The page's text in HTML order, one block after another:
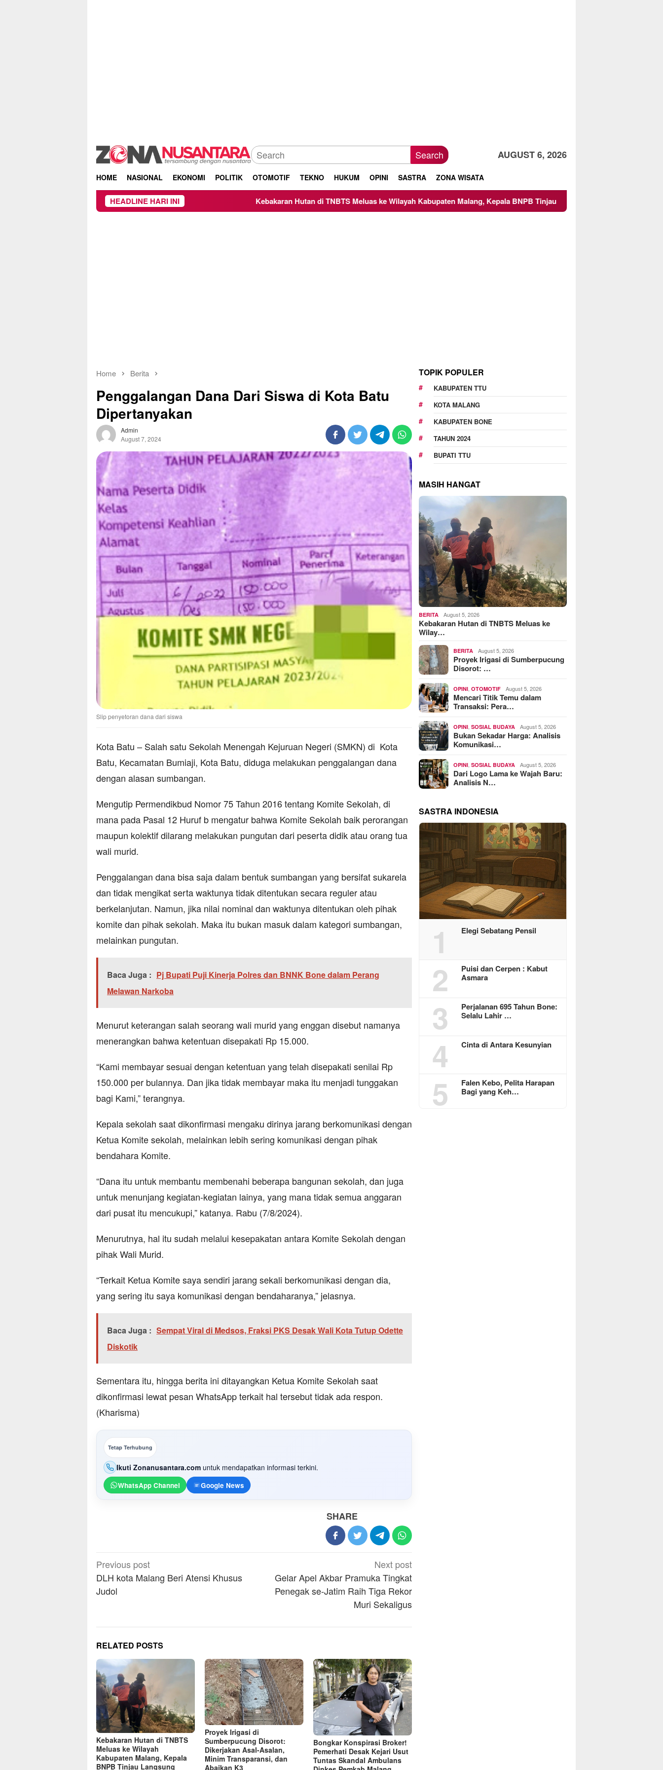
Search AUGUST 6, 2026
HOME NASIONAL EKONOMI POLITIK OTOMOTIF TEKNO HUKUM OPINI SASTRA ZONA WISATA
HEADLINE HARI INIKebakaran Hutan di TNBTS Meluas ke Wilayah Kabupaten Malang, Kepala BNPB Tinjau Langsung Lokasi
Home Berita
Penggalangan Dana Dari Siswa di Kota Batu
Dipertanyakan
Admin
August 7, 2024
Slip penyetoran dana dari siswa
Kota Batu – Salah satu Sekolah Menengah Kejuruan Negeri (SMKN) di Kota
Batu, Kecamatan Bumiaji, Kota Batu, diduga melakukan penggalangan dana
dengan alasan sumbangan.
Mengutip Permendikbud Nomor 75 Tahun 2016 tentang Komite Sekolah, di
mana pada Pasal 12 Huruf b mengatur bahwa Komite Sekolah baik perorangan
maupun kolektif dilarang melakukan pungutan dari peserta didik atau orang tua
wali murid.
Penggalangan dana bisa saja dalam bentuk sumbangan yang bersifat sukarela
dan tidak mengikat serta waktunya tidak ditentukan secara reguler atau
berkelanjutan. Namun, jika nilai nominal dan waktunya ditentukan oleh pihak
komite dan pihak sekolah. Maka itu bukan masuk dalam kategori sumbangan,
melainkan pungutan.
Baca Juga : Pj Bupati Puji Kinerja Polres dan BNNK Bone dalam Perang
Melawan Narkoba
Menurut keterangan salah seorang wali murid yang enggan disebut namanya
menerangkan bahwa ketentuan disepakati Rp 15.000.
“Kami membayar sesuai dengan ketentuan yang telah disepakati senilai Rp
150.000 per bulannya. Dan jika tidak membayar maka itu menjadi tunggakan
bagi Kami,” terangnya.
Kepala sekolah saat dikonfirmasi mengaku dirinya jarang berkomunikasi dengan
Ketua Komite sekolah, melainkan lebih sering komunikasi dengan pihak
bendahara Komite.
“Dana itu untuk membantu membenahi beberapa bangunan sekolah, dan juga
untuk menunjang kegiatan-kegiatan lainya, yang mana tidak semua anggaran
dari pusat itu mencukupi,” katanya. Rabu (7/8/2024).
Menurutnya, hal itu sudah melalui kesepakatan antara Komite Sekolah dengan
pihak Wali Murid.
“Terkait Ketua Komite saya sendiri jarang sekali berkomunikasi dengan dia,
yang sering itu saya komunikasi dengan bendaharanya,” jelasnya.
Baca Juga : Sempat Viral di Medsos, Fraksi PKS Desak Wali Kota Tutup Odette
Diskotik
Sementara itu, hingga berita ini ditayangkan Ketua Komite Sekolah saat
dikonfirmasi lewat pesan WhatsApp terkait hal tersebut tidak ada respon.
(Kharisma)
Tetap Terhubung
Ikuti Zonanusantara.com untuk mendapatkan informasi terkini.
WhatsApp Channel Google News
SHARE
Post
navigation
Previous post
DLH kota Malang Beri Atensi Khusus
Judol
Next post
Gelar Apel Akbar Pramuka Tingkat
Penegak se-Jatim Raih Tiga Rekor
Muri Sekaligus
RELATED POSTS
Kebakaran Hutan di TNBTS
Meluas ke Wilayah
Kabupaten Malang, Kepala
BNPB Tinjau Langsung
Proyek Irigasi di
Sumberpucung Disorot:
Dikerjakan Asal-Asalan,
Minim Transparansi, dan
Abaikan K3
Bongkar Konspirasi Broker!
Pemerhati Desak Kejari Usut
Tuntas Skandal Ambulans
TOPIK POPULER
KABUPATEN TTU
KOTA MALANG
KABUPATEN BONE
TAHUN 2024
BUPATI TTU
MASIH HANGAT
BERITA August 5, 2026
Kebakaran Hutan di TNBTS Meluas ke
Wilay…
BERITA August 5, 2026
Proyek Irigasi di Sumberpucung
Disorot: …
OPINI ,OTOMOTIF August 5, 2026
Mencari Titik Temu dalam
Transaksi: Pera…
OPINI ,SOSIAL BUDAYA August 5, 2026
Bukan Sekadar Harga: Analisis
Komunikasi…
OPINI ,SOSIAL BUDAYA August 5, 2026
Dari Logo Lama ke Wajah Baru:
Analisis N…
SASTRA INDONESIA
1 Elegi Sebatang Pensil
2
Puisi dan Cerpen : Kabut
Asmara
3
Perjalanan 695 Tahun Bone:
Selalu Lahir …
4 Cinta di Antara Kesunyian
5
Falen Kebo, Pelita Harapan
Bagi yang Keh…